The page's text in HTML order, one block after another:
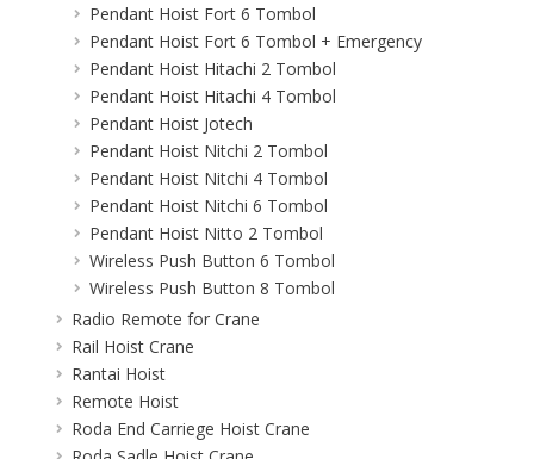
Pendant Hoist Fort 6 Tombol
Pendant Hoist Fort 6 Tombol + Emergency
Pendant Hoist Hitachi 2 Tombol
Pendant Hoist Hitachi 4 Tombol
Pendant Hoist Jotech
Pendant Hoist Nitchi 2 Tombol
Pendant Hoist Nitchi 4 Tombol
Pendant Hoist Nitchi 6 Tombol
Pendant Hoist Nitto 2 Tombol
Wireless Push Button 6 Tombol
Wireless Push Button 8 Tombol
Radio Remote for Crane
Rail Hoist Crane
Rantai Hoist
Remote Hoist
Roda End Carriege Hoist Crane